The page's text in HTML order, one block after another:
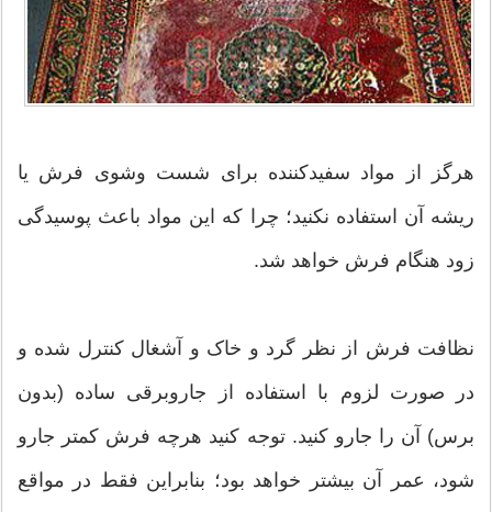
هرگز از مواد سفیدکننده برای شست وشوی فرش یا
ریشه آن استفاده نکنید؛ چرا که این مواد باعث پوسیدگی
زود هنگام فرش خواهد شد.
نظافت فرش از نظر گرد و خاک و آشغال کنترل شده و
در صورت لزوم با استفاده از جاروبرقی ساده (بدون
برس) آن را جارو کنید. توجه کنید هرچه فرش کمتر جارو
شود، عمر آن بیشتر خواهد بود؛ بنابراین فقط در مواقع